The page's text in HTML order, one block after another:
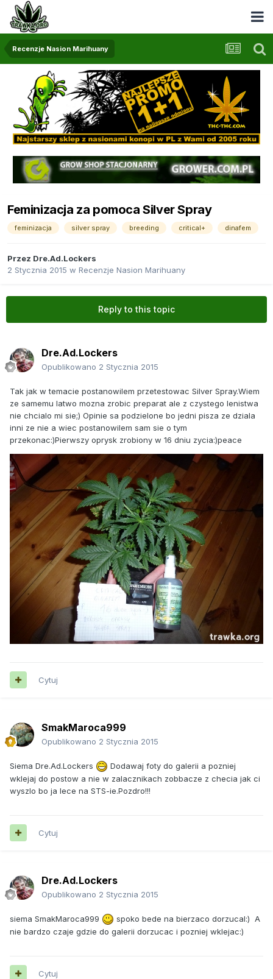
Recenzje Nasion Marihuany
Feminizacja za pomoca Silver Spray
feminizacja silver spray breeding critical+ dinafem
Przez Dre.Ad.Lockers
2 Stycznia 2015 w Recenzje Nasion Marihuany
Reply to this topic
Dre.Ad.Lockers
Opublikowano 2 Stycznia 2015
Tak jak w temacie postanowilem przetestowac Silver Spray.Wiem
ze samemu latwo mozna zrobic preparat ale z czystego lenistwa
nie chcialo mi sie;) Opinie sa podzielone bo jedni pisza ze dziala
inni ze nie a wiec postanowilem sam sie o tym
przekonac:)Pierwszy oprysk zrobiony w 16 dniu zycia:)peace
Cytuj
SmakMaroca999
Opublikowano 2 Stycznia 2015
Siema Dre.Ad.Lockers
Dodawaj foty do galerii a pozniej
wklejaj do postow a nie w zalacznikach zobbacze z checia jak ci
wyszlo bo ja lece na STS-ie.Pozdro!!!
Cytuj
Dre.Ad.Lockers
Opublikowano 2 Stycznia 2015
siema SmakMaroca999
spoko bede na bierzaco dorzucal:) A
nie bardzo czaje gdzie do galerii dorzucac i pozniej wklejac:)
Cytuj